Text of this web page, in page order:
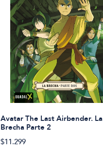
Avatar The Last Airbender. La
Brecha Parte 2
$11.299